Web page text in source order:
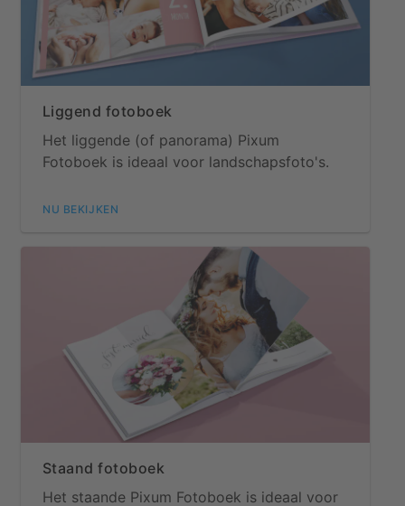
Liggend fotoboek
Het liggende (of panorama) Pixum
Fotoboek is ideaal voor landschapsfoto's.
NU BEKIJKEN
Staand fotoboek
Het staande Pixum Fotoboek is ideaal voor